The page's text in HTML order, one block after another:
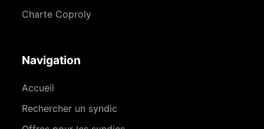
Charte Coproly
Navigation
Accueil
Rechercher un syndic